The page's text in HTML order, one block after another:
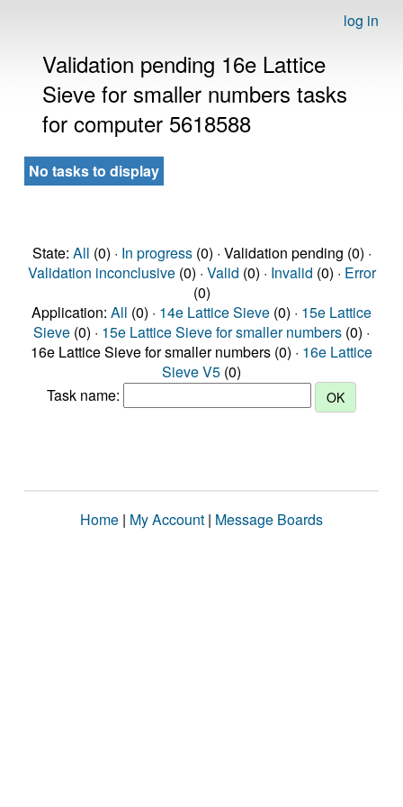
log in
Validation pending 16e Lattice
Sieve for smaller numbers tasks
for computer 5618588
No tasks to display
State: All (0) · In progress(0) · Validation pending (0) ·
Validation inconclusive(0) · Valid (0) · Invalid (0) · Error
(0)
Application: All (0) · 14e Lattice Sieve (0) · 15e Lattice
Sieve (0) · 15e Lattice Sieve for smaller numbers (0) ·
16e Lattice Sieve for smaller numbers (0) · 16e Lattice
Sieve V5 (0)
Task name:
Home | My Account | Message Boards